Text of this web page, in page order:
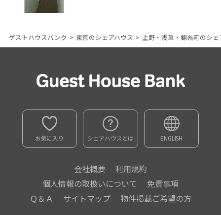
ゲストハウスバンク > 東京のシェアハウス > 上野・浅草・錦糸町のシェ
お気に入り シェアハウスとは ENGLISH
会社概要
利用規約
個人情報の取扱いについて
免責事項
Ｑ＆Ａ
サイトマップ 物件掲載ご希望の方